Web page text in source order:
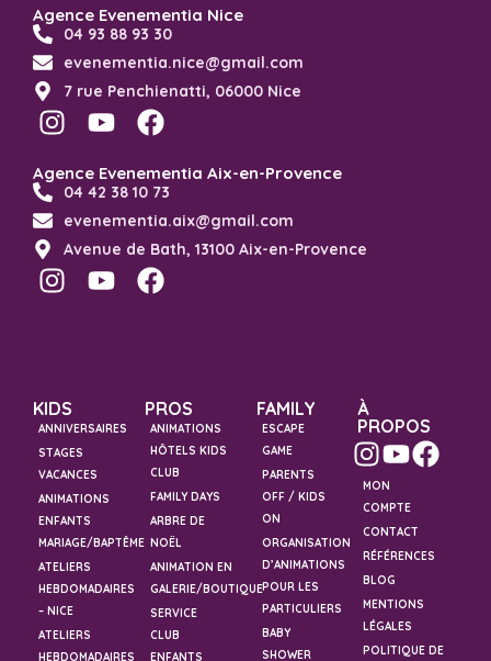
Agence Evenementia Nice
04 93 88 93 30
evenementia.nice@gmail.com
7 rue Penchienatti, 06000 Nice
Agence Evenementia Aix-en-Provence
04 42 38 10 73
evenementia.aix@gmail.com
Avenue de Bath, 13100 Aix-en-Provence
KIDS
ANNIVERSAIRES
STAGES
VACANCES
ANIMATIONS
ENFANTS
MARIAGE/BAPTÊME
ATELIERS
HEBDOMADAIRES
– NICE
ATELIERS
HEBDOMADAIRES
PROS
ANIMATIONS
HÔTELS KIDS
CLUB
FAMILY DAYS
ARBRE DE
NOËL
ANIMATION EN
GALERIE/BOUTIQUE
SERVICE
CLUB
ENFANTS
FAMILY
ESCAPE
GAME
PARENTS
OFF / KIDS
ON
ORGANISATION
D’ANIMATIONS
POUR LES
PARTICULIERS
BABY
SHOWER
À
PROPOS
MON
COMPTE
CONTACT
RÉFÉRENCES
BLOG
MENTIONS
LÉGALES
POLITIQUE DE